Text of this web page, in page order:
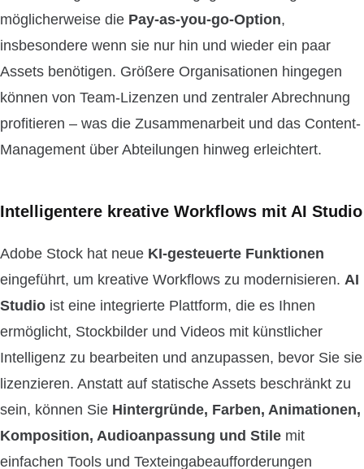
möglicherweise die Pay-as-you-go-Option,
insbesondere wenn sie nur hin und wieder ein paar
Assets benötigen. Größere Organisationen hingegen
können von Team-Lizenzen und zentraler Abrechnung
profitieren – was die Zusammenarbeit und das Content-
Management über Abteilungen hinweg erleichtert.
Intelligentere kreative Workflows mit AI Studio
Adobe Stock hat neue KI-gesteuerte Funktionen
eingeführt, um kreative Workflows zu modernisieren. AI
Studio ist eine integrierte Plattform, die es Ihnen
ermöglicht, Stockbilder und Videos mit künstlicher
Intelligenz zu bearbeiten und anzupassen, bevor Sie sie
lizenzieren. Anstatt auf statische Assets beschränkt zu
sein, können Sie Hintergründe, Farben, Animationen,
Komposition, Audioanpassung und Stile mit
einfachen Tools und Texteingabeaufforderungen